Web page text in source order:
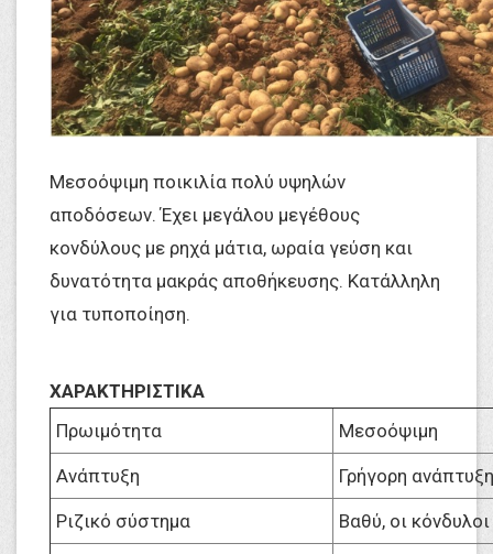
Μεσοόψιμη ποικιλία πολύ υψηλών
αποδόσεων. Έχει μεγάλου μεγέθους
κονδύλους με ρηχά μάτια, ωραία γεύση και
δυνατότητα μακράς αποθήκευσης. Κατάλληλη
για τυποποίηση.
ΧΑΡΑΚΤΗΡΙΣΤΙΚΑ
Πρωιμότητα
Μεσοόψιμη
Ανάπτυξη Γρήγορη
Ριζικό σύστημα Βαθύ, οι